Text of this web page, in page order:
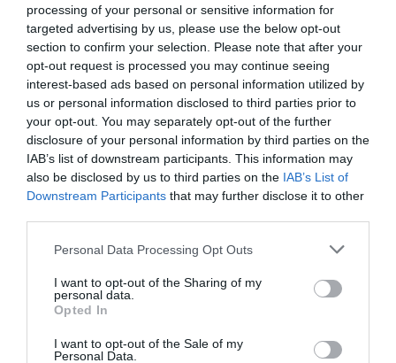
processing of your personal or sensitive information for
targeted advertising by us, please use the below opt-out
section to confirm your selection. Please note that after your
opt-out request is processed you may continue seeing
interest-based ads based on personal information utilized by
us or personal information disclosed to third parties prior to
your opt-out. You may separately opt-out of the further
disclosure of your personal information by third parties on the
IAB’s list of downstream participants. This information may
also be disclosed by us to third parties on the IAB’s List of
Downstream Participants that may further disclose it to other
Personal Data Processing Opt Outs
I want to opt-out of the Sharing of my
personal data.
Opted In
I want to opt-out of the Sale of my
Personal Data.